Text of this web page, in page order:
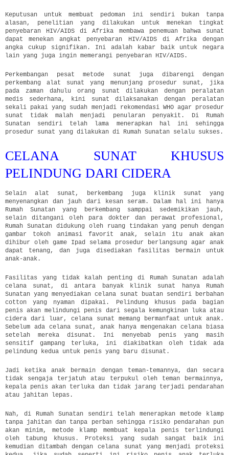
Keputusan untuk membuat pedoman ini sendiri bukan tanpa
alasan, penelitian yang dilakukan untuk menekan tingkat
penyebaran HIV/AIDS di Afrika membawa penemuan bahwa sunat
dapat menekan angkat penyebaran HIV/AIDS di Afrika dengan
angka cukup signifikan. Ini adalah kabar baik untuk negara
lain yang juga ingin memerangi penyebaran HIV/AIDS.
Perkembangan pesat metode sunat juga dibarengi dengan
perkembang alat sunat yang menunjang prosedur sunat, jika
pada zaman dahulu orang sunat dilakukan dengan peralatan
medis sederhana, kini sunat dilaksanakan dengan peralatan
sekali pakai yang sudah menjadi rekomendasi WHO agar prosedur
sunat tidak malah menjadi penularan penyakit. Di Rumah
Sunatan sendiri telah lama menerapkan hal ini sehingga
prosedur sunat yang dilakukan di Rumah Sunatan selalu sukses.
CELANA SUNAT KHUSUS
PELINDUNG DARI CIDERA
Selain alat sunat, berkembang juga klinik sunat yang
menyenangkan dan jauh dari kesan seram. Dalam hal ini hanya
Rumah Sunatan yang berkembang samppai sedemikikan jauh,
selain ditangani oleh para dokter dan perawat profesional,
Rumah Sunatan didukung oleh ruang tindakan yang penuh dengan
gambar tokoh animasi favorit anak, selain itu anak akan
dihibur oleh game Ipad selama prosedur berlangsung agar anak
dapat tenang, dan juga disediakan fasilitas bermain untuk
anak-anak.
Fasilitas yang tidak kalah penting di Rumah Sunatan adalah
celana sunat, di antara banyak klinik sunat hanya Rumah
Sunatan yang menyediakan celana sunat buatan sendiri berbahan
cotton yang nyaman dipakai. Pelindung khusus pada bagian
penis akan melindungi penis dari segala kemungkinan luka atau
cidera dari luar, celana sunat memang bermanfaat untuk anak.
Sebelum ada celana sunat, anak hanya mengenakan celana biasa
setelah mereka disunat. Ini menyebab penis yang masih
sensitif gampang terluka, ini diakibatkan oleh tidak ada
pelindung kedua untuk penis yang baru disunat.
Jadi ketika anak bermain dengan teman-temannya, dan secara
tidak sengaja terjatuh atau terpukul oleh teman bermainnya,
kepala penis akan terluka dan tidak jarang terjadi pendarahan
atau jahitan lepas.
Nah, di Rumah Sunatan sendiri telah menerapkan metode klamp
tanpa jahitan dan tanpa perban sehingga risiko pendarahan pun
akan minim, metode klamp membuat kepala penis terlindungi
oleh tabung khusus. Proteksi yang sudah sangat baik ini
kemudian ditambah dengan celana sunat yang menjadi proteksi